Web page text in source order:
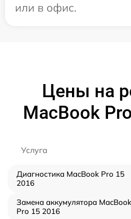
или в офис.
Цены на
MacBook
Услуга
Диагностика MacBook Pro 15
2016
Замена аккумулятора MacBook
Pro 15 2016